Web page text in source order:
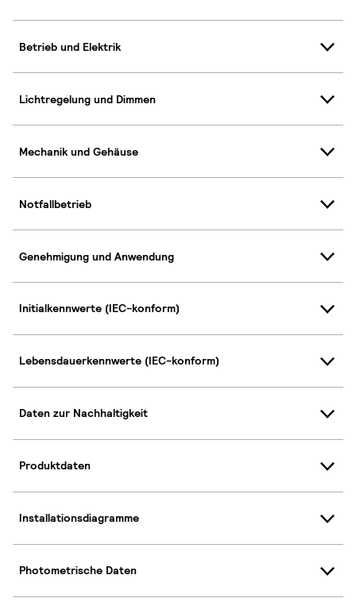
Betrieb und Elektrik
Lichtregelung und Dimmen
Mechanik und Gehäuse
Notfallbetrieb
Genehmigung und Anwendung
Initialkennwerte (IEC-konform)
Lebensdauerkennwerte (IEC-konform)
Daten zur Nachhaltigkeit
Produktdaten
Installationsdiagramme
Photometrische Daten